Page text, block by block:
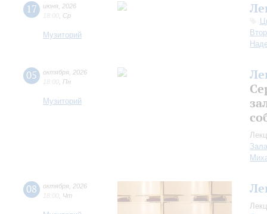
17 июня 2026
18:00 Ср
Музиторий
05 октября 2026
18:00 Пн
Музиторий
08 октября 2026
18:00 Чт